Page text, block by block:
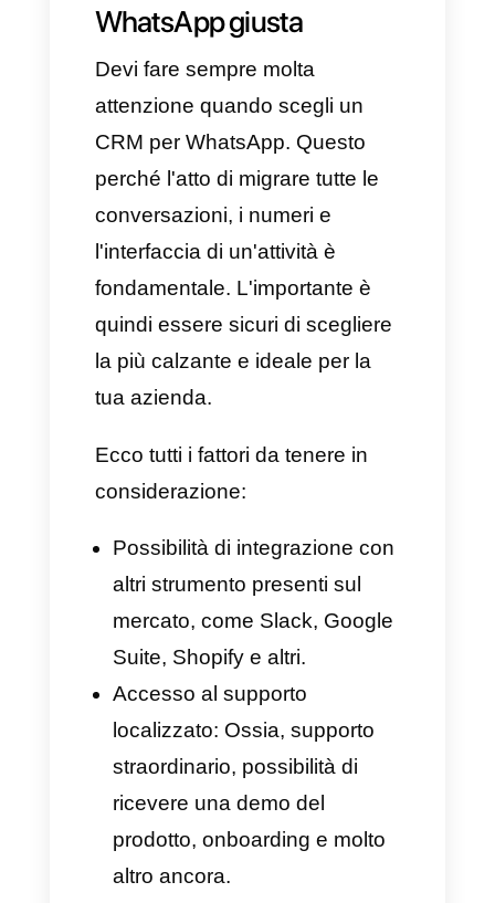
veloce e intelligente. Non solo,
ma anche rendere automatici i
processi più lunghi e, persino, la
pianificazione degli
appuntamenti. Migliora tutto
questo con un CRM per
WhatsApp come Callbell.
Cooperazione con i team
migliorata: Con l'ausilio di
team non è mai stato così
infatti, ti consente di inviare note
interne nelle chat a qualsiasi
membro del tuo staff. Potrai
anche taggare, utilizzare funnel
di vendita, inviare dei contenuti
multimediali e assegnare le
svariate funzionalità, che lo